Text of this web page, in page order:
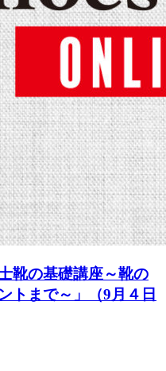
靴の基礎講座～靴の
トまで～」（9月４日